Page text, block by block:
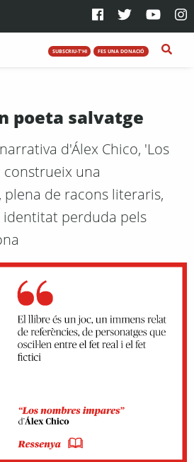
SUBSCRIU-T'HI FES UNA DONACIÓ
poeta salvatge
d'Álex Chico, 'Los
una
de racons literaris,
perduda pels